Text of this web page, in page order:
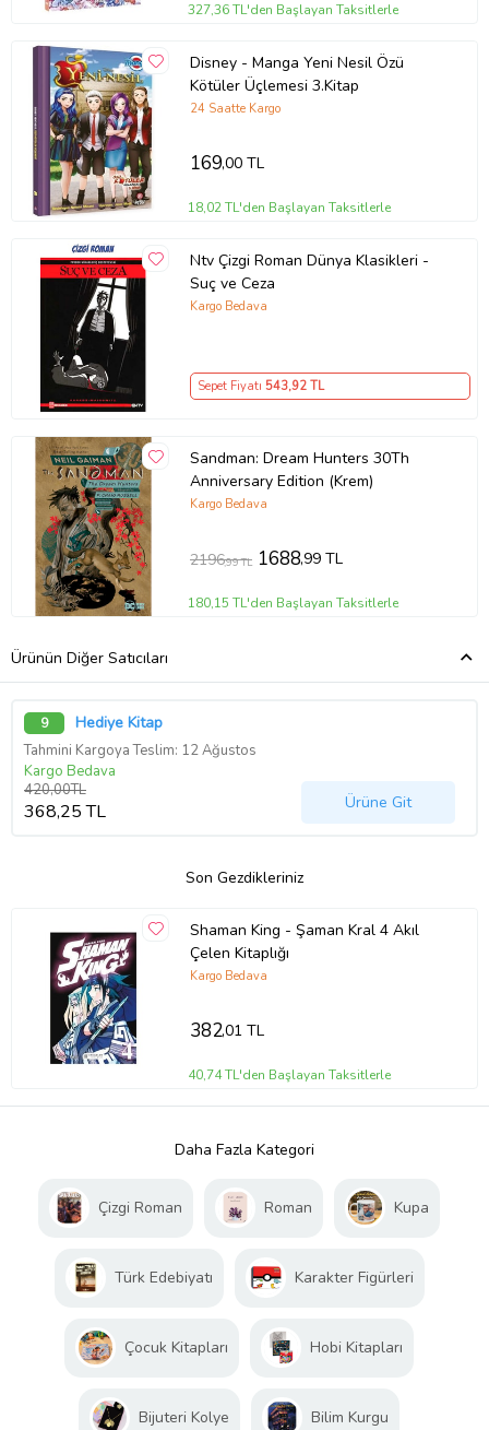
327,36 TL'den Başlayan Taksitlerle
Disney - Manga Yeni Nesil Özü
Kötüler Üçlemesi 3.Kitap
24 Saatte Kargo
169,00 TL
18,02 TL'den Başlayan Taksitlerle
Ntv Çizgi Roman Dünya Klasikleri -
Suç ve Ceza
Kargo Bedava
Sepet Fiyatı 543,92 TL
Sandman: Dream Hunters 30Th
Anniversary Edition (Krem)
Kargo Bedava
2196,99 TL 1688,99 TL
180,15 TL'den Başlayan Taksitlerle
Ürünün Diğer Satıcıları
9 Hediye Kitap
Tahmini Kargoya Teslim: 12 Ağustos
Kargo Bedava
420,00TL
368,25 TL Ürüne Git
Son Gezdikleriniz
Shaman King - Şaman Kral 4 Akıl
Çelen Kitaplığı
Kargo Bedava
382,01 TL
40,74 TL'den Başlayan Taksitlerle
Daha Fazla Kategori
Çizgi Roman Roman Kupa
Türk Edebiyatı Karakter Figürleri
Çocuk Kitapları Hobi Kitapları
Bijuteri Kolye Bilim Kurgu